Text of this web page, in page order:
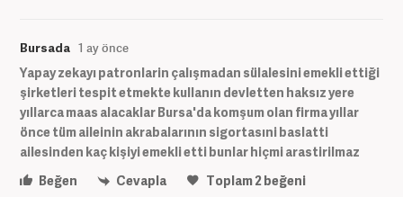
Bursada 1 ay önce
Yapay zekayı patronlarin çalışmadan sülalesini emekli ettiği
şirketleri tespit etmekte kullanın devletten haksız yere
yıllarca maas alacaklar Bursa'da komşum olan firma yıllar
önce tüm aileinin akrabalarının sigortasıni baslatti
ailesinden kaç kişiyi emekli etti bunlar hiçmi arastirilmaz
Beğen
Cevapla Toplam2 beğeni